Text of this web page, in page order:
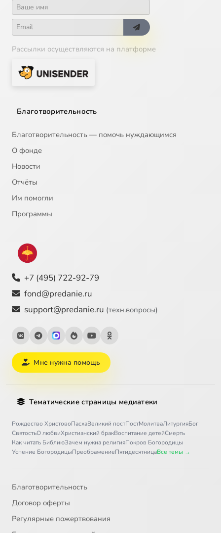
Рассылки осуществляются на платформе
Благотворительность
Благотворительность — помочь нуждающимся
О фонде
Новости
Отчёты
Им помогли
Программы
+7 (495) 722-92-79
fond@predanie.ru
support@predanie.ru (техн.вопросы)
Мне нужна помощь
Тематические страницы медиатеки
Рождество ХристовоПасхаВеликий постПостМолитваЛитургияБог
СвятостьО любвиХристианский бракВоспитание детейСмерть
Как читать БиблиюЗачем нужна религияПокров Богородицы
Успение БогородицыПреображениеПятидесятницаВсе темы →
Благотворительность
Договор оферты
Регулярные пожертвования